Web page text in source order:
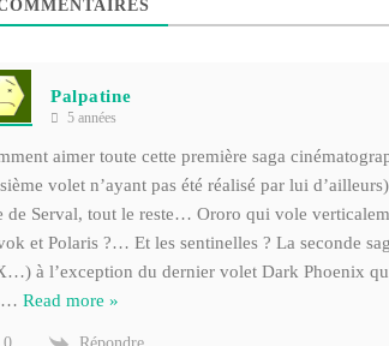
Palpatine
5 années
aimer toute cette première saga
volet n’ayant pas été réalisé par lui
de Serval, tout le reste… Ororo qui vole
et Polaris ?… Et les sentinelles ? La seconde
à l’exception du dernier volet Dark Phoenix
… Read more »